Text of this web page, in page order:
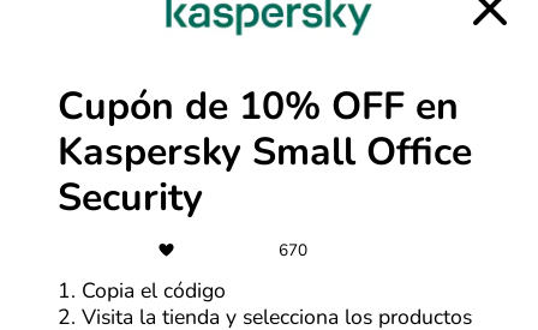
Cupón de 10% OFF en
Kaspersky Small Office
Security
670
1. Copia el código
2. Visita la tienda y selecciona los productos